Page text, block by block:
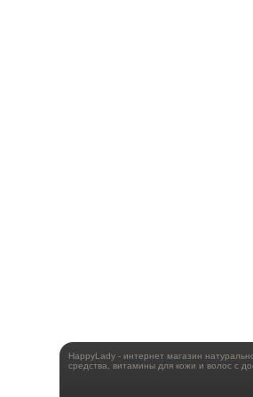
HappyLady - интернет магазин
средства, витамины для кожи и волос с